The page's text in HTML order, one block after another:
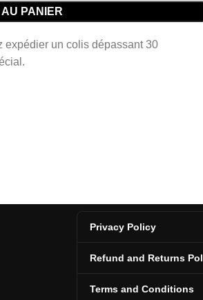
PANIER
expédier un colis dépassant 30
Privacy Policy
Refund and Returns
Terms and Conditions